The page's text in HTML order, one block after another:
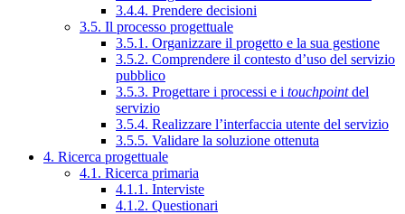
3.4.4. Prendere decisioni
3.5. Il processo progettuale
3.5.1. Organizzare il progetto e la sua gestione
3.5.2. Comprendere il contesto d’uso del servizio
pubblico
3.5.3. Progettare i processi e i touchpointdel
servizio
3.5.4. Realizzare l’interfaccia utente del servizio
3.5.5. Validare la soluzione ottenuta
4. Ricerca progettuale
4.1. Ricerca primaria
4.1.1. Interviste
4.1.2. Questionari